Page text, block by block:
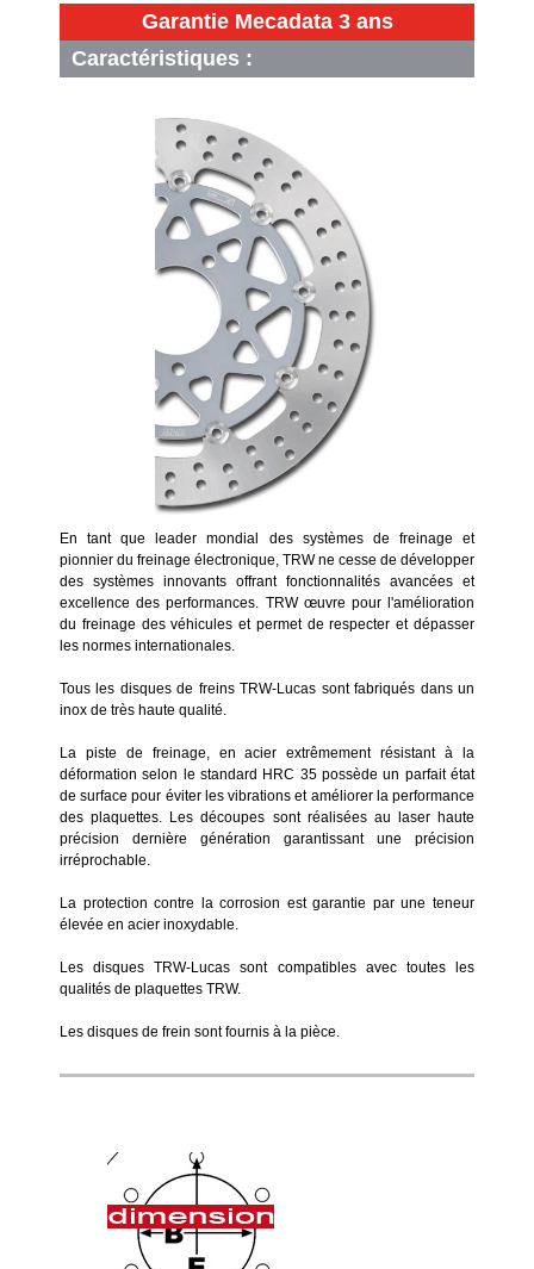
Caractéristiques :
Garantie Mecadata 3 ans
En tant que leader mondial des systèmes de freinage et
pionnier du freinage électronique, TRW ne cesse de développer
des systèmes innovants offrant fonctionnalités avancées et
excellence des performances. TRW œuvre pour l'amélioration
du freinage des véhicules et permet de respecter et dépasser
les normes internationales.
Tous les disques de freins TRW-Lucas sont fabriqués dans un
inox de très haute qualité.
La piste de freinage, en acier extrêmement résistant à la
déformation selon le standard HRC 35 possède un parfait état
de surface pour éviter les vibrations et améliorer la performance
des plaquettes. Les découpes sont réalisées au laser haute
précision dernière génération garantissant une précision
irréprochable.
La protection contre la corrosion est garantie par une teneur
élevée en acier inoxydable.
Les disques TRW-Lucas sont compatibles avec toutes les
qualités de plaquettes TRW.
Les disques de frein sont fournis à la pièce.